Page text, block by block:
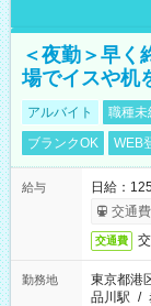
＜夜勤＞早く
場でイスや机
アルバイト 職種未
ブランクOK
WEB
給与
日給：
交通
交通費
勤務地
東京都港
品川駅 /